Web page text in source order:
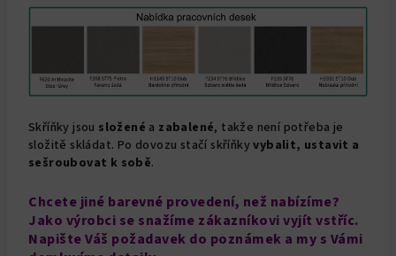
Skříňky jsou složené a zabalené, takže není potřeba je
složitě skládat. Po dovozu stačí skříňkyvybalit, ustavit a
sešroubovat k sobě.
Chcete jiné barevné provedení, než nabízíme?
Jako výrobci se snažíme zákazníkovi vyjít vstříc.
Napište Váš požadavek do poznámek a my s Vámi